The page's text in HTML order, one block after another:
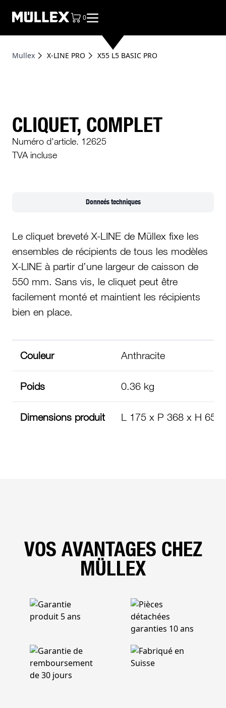
0
articles dans le panier, voir le sac
Mullex X-LINE PRO X55 L5 BASIC PRO
CLIQUET, COMPLET
Numéro d'article. 12625
TVA incluse
Donneés techniques
Le cliquet breveté X-LINE de Müllex fixe les
ensembles de récipients de tous les modèles
X-LINE à partir d’une largeur de caisson de
550 mm. Sans vis, le cliquet peut être
facilement monté et maintient les récipients
bien en place.
Couleur Anthracite
Poids 0.36 kg
Dimensions produit L 175 x P 368 x H 65
VOS AVANTAGES CHEZ
MÜLLEX